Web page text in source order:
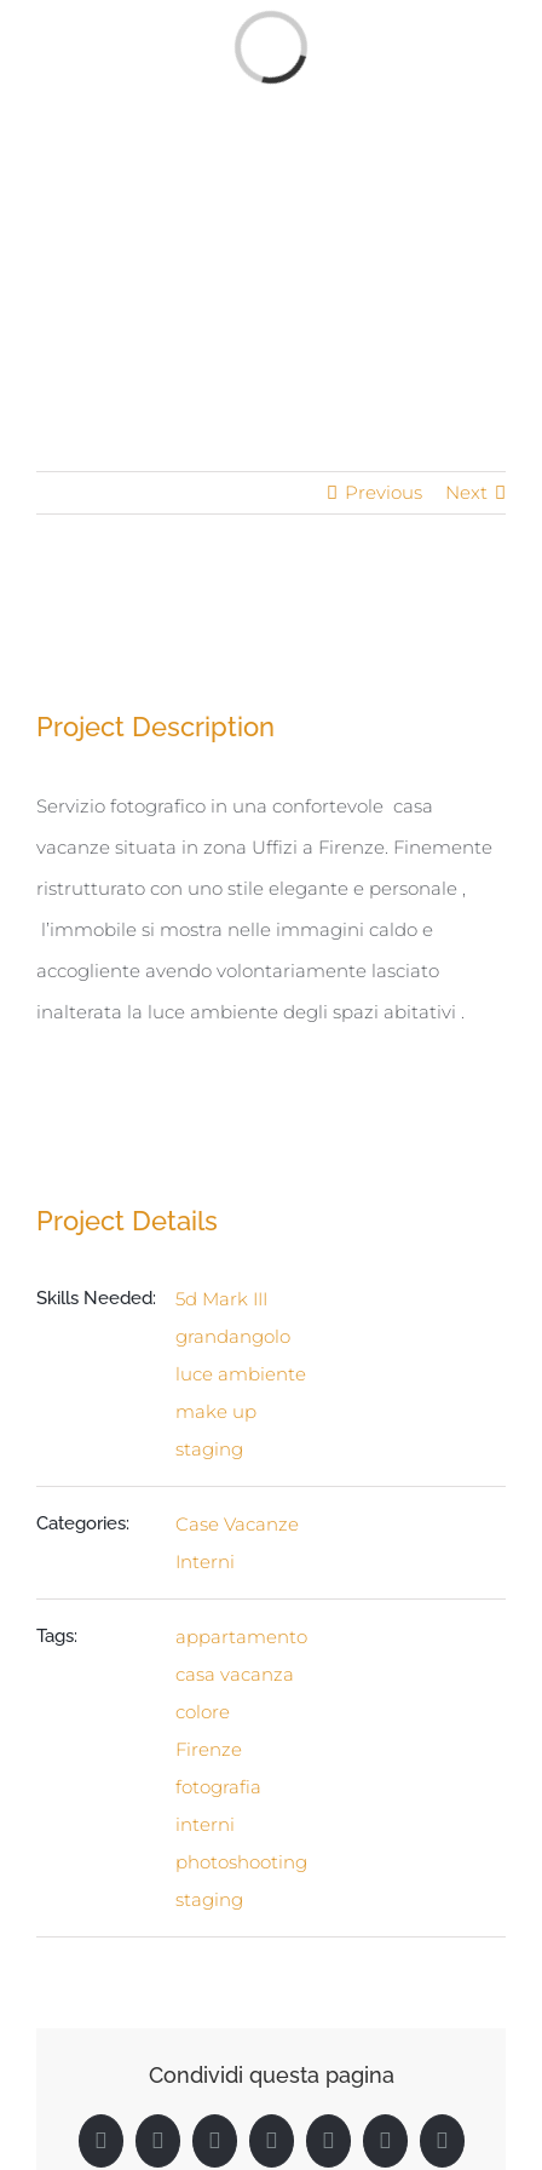
Servizi
Loading...
Previous Next
Project Description
Servizio fotografico in una confortevole casa
vacanze situata in zona Uffizi a Firenze. Finemente
ristrutturato con uno stile elegante e personale ,
l’immobile si mostra nelle immagini caldo e
accogliente avendo volontariamente lasciato
inalterata la luce ambiente degli spazi abitativi .
Project Details
Skills Needed:
5d Mark III
grandangolo
luce ambiente
make up
staging
Categories:
Case Vacanze
Interni
Tags:
appartamento
casa vacanza
colore
Firenze
fotografia
interni
photoshooting
staging
Condividi questa pagina
Facebook
X RedditLinkedInTumblrPinterestVk